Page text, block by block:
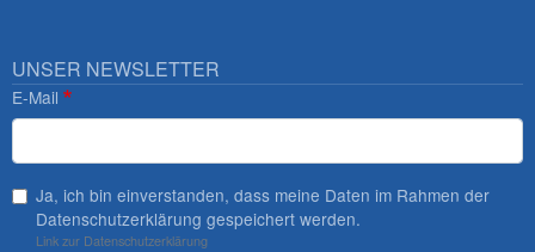
UNSER NEWSLETTER
E-Mail
Ja, ich bin einverstanden, dass meine Daten im Rahmen der
Datenschutzerklärung gespeichert werden.
Link zur Datenschutzerklärung